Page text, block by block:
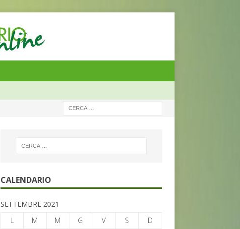
CALENDARIO
SETTEMBRE 2021
L
M M G V S
D